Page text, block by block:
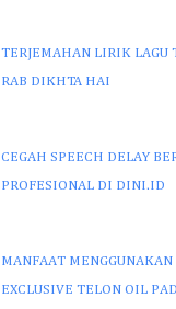
TERJEMAHAN LIRIK LAGU
RAB DIKHTA HAI
CEGAH SPEECH DELAY
PROFESIONAL DI DINI.ID
MANFAAT MENGGUNAKAN
EXCLUSIVE TELON OIL